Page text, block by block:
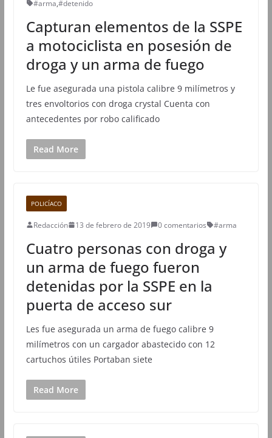
#arma,#detenido
Capturan elementos de la SSPE
a motociclista en posesión de
droga y un arma de fuego
Le fue asegurada una pistola calibre 9 milímetros y
tres envoltorios con droga crystal Cuenta con
antecedentes por robo calificado
Read More
POLICÍACO
Redacción 13 de febrero de 2019 0 comentarios #arma
Cuatro personas con droga y
un arma de fuego fueron
detenidas por la SSPE en la
puerta de acceso sur
Les fue asegurada un arma de fuego calibre 9
milímetros con un cargador abastecido con 12
cartuchos útiles Portaban siete
Read More